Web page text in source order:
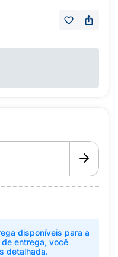
disponíveis para a
entrega, você
detalhada.